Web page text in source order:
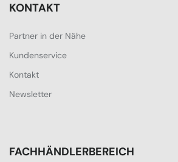
KONTAKT
Partner in der Nähe
Kundenservice
Kontakt
Newsletter
FACHHÄNDLERBEREICH